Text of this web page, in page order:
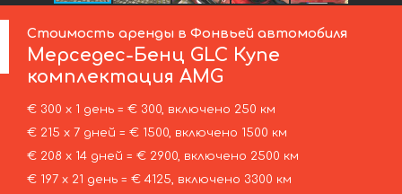
Стоимость аренды в Фонвьей автомобиля
Мерседес-Бенц GLC Купе
комплектация AMG
€ 300 х 1 день = € 300, включено 250 км
€ 215 х 7 дней = € 1500, включено 1500 км
€ 208 х 14 дней = € 2900, включено 2500 км
€ 197 х 21 день = € 4125, включено 3300 км